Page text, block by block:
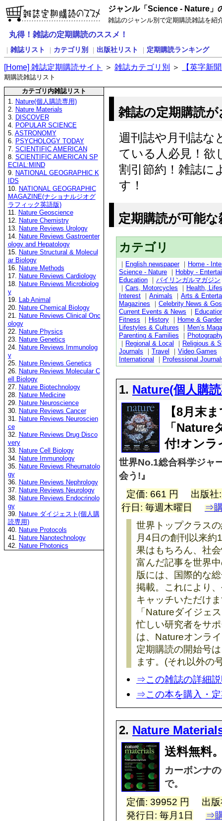
ジャンル「Science - Nature」
雑誌のジャンル別で定期購読雑誌を紹
丸得！雑誌の定期購読のススメ！
雑誌リスト カテゴリ別 出版社リスト 定期購読ランキング
[Home] 雑誌定期購読サイト ＞ 雑誌カテゴリ別 ＞ 【英字新
期購読雑誌リスト
カテゴリ内雑誌リスト
1.
Nature(個人購読専用)
2.
Nature Materials
3.
DISCOVER
4.
POPULAR SCIENCE
5. ASTRONOMY
6.
PSYCHOLOGY TODAY
7. SCIENTIFIC AMERICAN
8. SCIENTIFIC AMERICAN SP
ECIAL:MIND
9.
NATIONAL GEOGRAPHIC K
IDS
10.
NATIONAL GEOGRAPHIC
MAGAZINE(ナショナルジオグ
ラフィック英語版)
11.
Nature Geoscience
12.
Nature Chemistry
13.
Nature Reviews Urology
14.
Nature Reviews Gastroenter
ology and Hepatology
15.
Nature Structural & Molecul
ar Biology
16.
Nature Methods
17.
Nature Reviews Cardiology
18.
Nature Reviews Microbiolog
y
19.
Lab Animal
20.
Nature Chemical Biology
21.
Nature Reviews Clinical Onc
ology
22.
Nature Physics
23.
Nature Genetics
24.
Nature Reviews Immunolog
y
25.
Nature Reviews Genetics
26.
Nature Reviews Molecular C
ell Biology
27.
Nature Biotechnology
28.
Nature Medicine
29.
Nature Neuroscience
30.
Nature Reviews Cancer
31.
Nature Reviews Neuroscien
ce
32.
Nature Reviews Drug Disco
very
33.
Nature Cell Biology
34.
Nature Immunology
35.
Nature Reviews Rheumatolo
gy
36.
Nature Reviews Nephrology
37.
Nature Reviews Neurology
38.
Nature Reviews Endocrinolo
gy
39.
Nature ダイジェスト(個人購
読専用)
40.
Nature Protocols
41.
Nature Nanotechnology
42.
Nature Photonics
雑誌の定期購読
週刊誌や月刊誌な
ている人必見！欲
割引節約！雑誌に
す！
定期購読が可能
カテゴリ
｜ English newspaper｜ Home -
Science - Nature ｜ Hobby -
Education ｜ バイリンガルマガジン
｜ Cars, Motorcycles ｜ Health,
Interest ｜ Animals ｜ Arts &
Magazines ｜ Celebrity News &
Current Events & News ｜
Fitness ｜ History ｜ Home &
Lifestyles & Cultures ｜ Men’s
Parenting & Families ｜
｜ Regional & Local ｜ Religious &
Journals ｜ Travel ｜ Video Games
International
｜ Professional
1. Nature(個人購
【8月末
「Nature
付!オンラ
世界No.1総合科学ジャ
会う!』
定価: 661 円
出版
行日: 毎週木曜日
⇒
世界トップクラス
月4日の創刊以来
果はもちろん、社
富んだ記事を世界
版には、国際的な
掲載。これにより
キャッチいただけ
「Natureダイジェ
忙しい研究者をサ
は、Natureオンラ
定期購読の開始号
ます。(それ以外の
⇒この雑誌の詳細
⇒この本を購入・
2. Nature
送料無料
カーボンナ
で。
定価: 39952 円
出
発行日: 毎月1日
⇒